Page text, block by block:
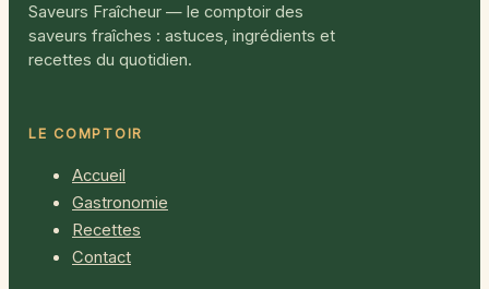
Saveurs Fraîcheur — le comptoir des
saveurs fraîches : astuces, ingrédients et
recettes du quotidien.
LE COMPTOIR
Accueil
Gastronomie
Recettes
Contact